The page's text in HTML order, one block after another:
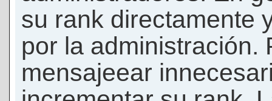
su rank directamente
por la administración.
mensajeear